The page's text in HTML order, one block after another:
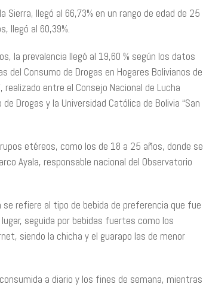
llegó al 66,73% en un rango de edad de 25
llegó al 60,39%.
la prevalencia llegó al 19,60 % según los datos
del Consumo de Drogas en Hogares Bolivianos de
entre el Consejo Nacional de Lucha
Drogas y la Universidad Católica de Bolivia “San
etéreos, como los de 18 a 25 años, donde se
Ayala, responsable nacional del Observatorio
refiere al tipo de bebida de preferencia que fue
seguida por bebidas fuertes como los
siendo la chicha y el guarapo las de menor
a diario y los fines de semana, mientras